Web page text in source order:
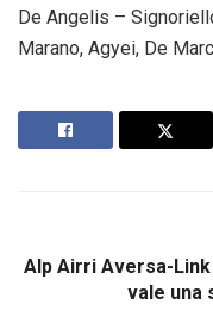
De Angelis –
Marano, Agyei, De
Alp Airri Aversa-
vale una